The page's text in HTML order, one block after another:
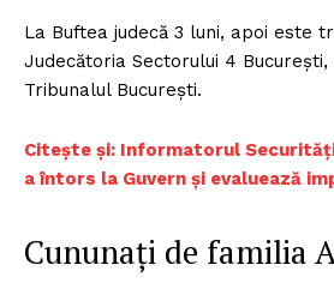
La Buftea judecă 3 luni, apoi este
Judecătoria Sectorului 4
Tribunalul București.
Citește și: Informatorul
a întors la Guvern și evaluează
Cununați de familia